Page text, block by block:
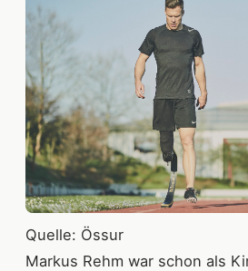
Quelle: Össur
Markus Rehm war schon als